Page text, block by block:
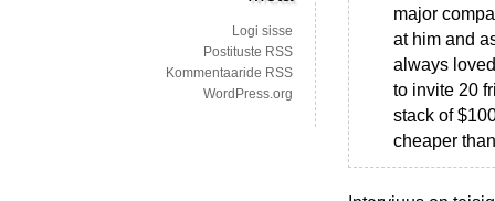
major
at him and
always
to invite 20
stack of
cheaper
Logi sisse
Postituste RSS
Kommentaaride RSS
WordPress.org